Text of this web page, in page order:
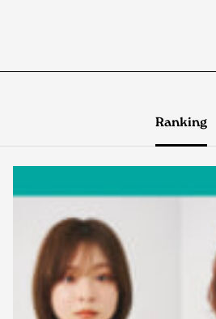
Ranking